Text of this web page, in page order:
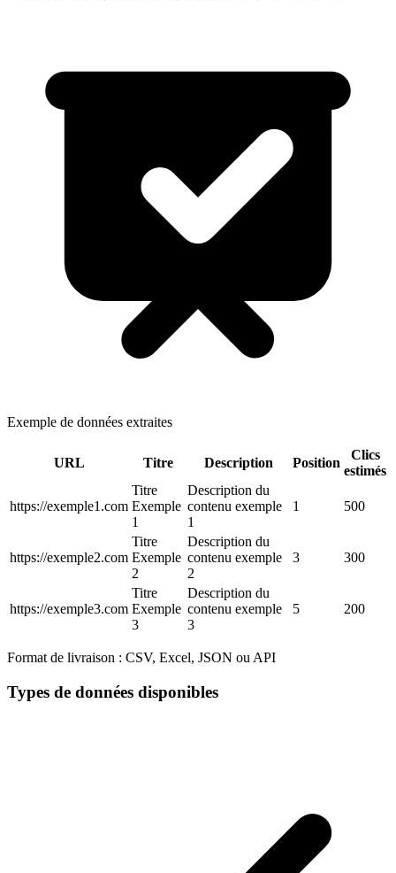
Exemple de données extraites
URL Titre Description Position
Clics
estimés
https://exemple1.com
Titre
Exemple
1
Description du
contenu exemple
1
1 500
https://exemple2.com
Titre
Exemple
2
Description du
contenu exemple
2
3 300
https://exemple3.com
Titre
Exemple
3
Description du
contenu exemple
3
5 200
Format de livraison : CSV, Excel, JSON ou API
Types de données disponibles